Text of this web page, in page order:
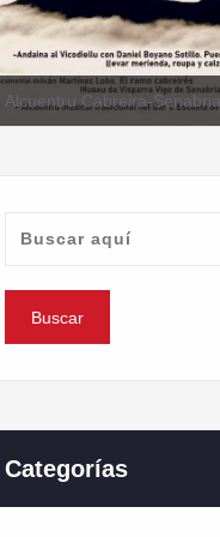
Alcuentru Cabreira-Senabria
Categorías